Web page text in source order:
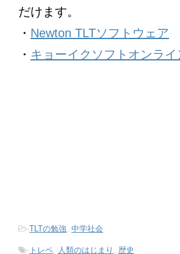
だけます。
・ Newton TLTソフトウェア
・ キョーイクソフトオンラ
-TLTの勉強, 中学社会
- トレペ, 人類のはじまり , 歴史